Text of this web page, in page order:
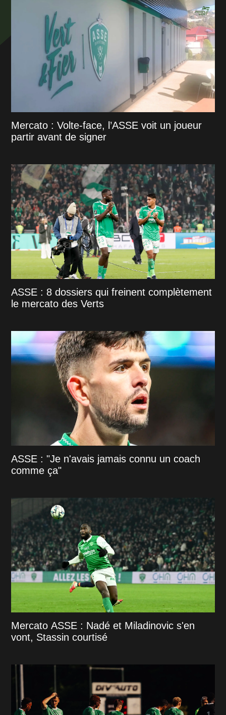
Mercato : Volte-face, l’ASSE voit un joueur
partir avant de signer
ASSE : 8 dossiers qui freinent complètement
le mercato des Verts
ASSE : "Je n'avais jamais connu un coach
comme ça"
Mercato ASSE : Nadé et Miladinovic s'en
vont, Stassin courtisé